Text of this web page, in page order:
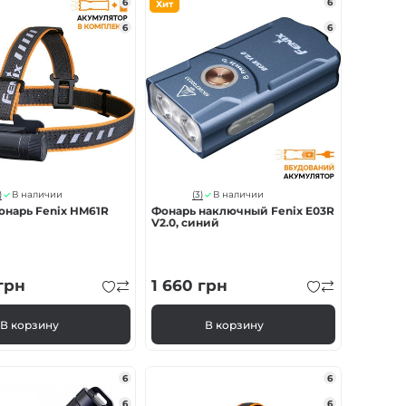
6
В наличии
Fenix HM61R
В корзину
Хит
6
(3) В наличии
Фонарь наключный Fenix ​​E03R
V2.0, синий
1 660 грн
В корзину
6
6
6
6